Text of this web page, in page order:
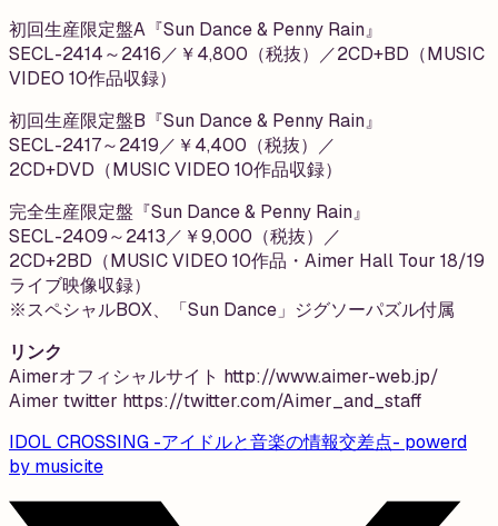
初回生産限定盤A『Sun Dance & Penny Rain』
SECL-2414～2416／￥4,800（税抜）／2CD+BD（MUSIC
VIDEO 10作品収録）
初回生産限定盤B『Sun Dance & Penny Rain』
SECL-2417～2419／￥4,400（税抜）／
2CD+DVD（MUSIC VIDEO 10作品収録）
完全生産限定盤『Sun Dance & Penny Rain』
SECL-2409～2413／￥9,000（税抜）／
2CD+2BD（MUSIC VIDEO 10作品・Aimer Hall Tour 18/19
ライブ映像収録）
※スペシャルBOX、「Sun Dance」ジグソーパズル付属
リンク
Aimerオフィシャルサイト http://www.aimer-web.jp/
Aimer twitter https://twitter.com/Aimer_and_staff
IDOL CROSSING -アイドルと音楽の情報交差点- powerd
by musicite